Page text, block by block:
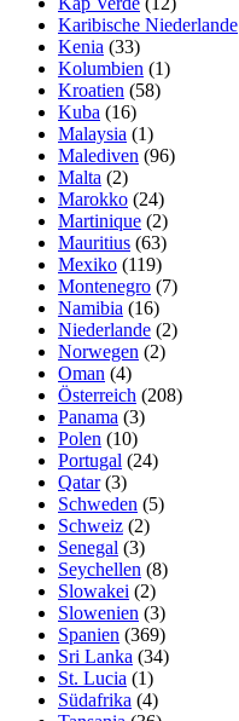
Karibische Niederlande
Kenia (33)
Kolumbien (1)
Kroatien (58)
Kuba (16)
Malaysia (1)
Malediven (96)
Malta (2)
Marokko (24)
Martinique (2)
Mauritius (63)
Mexiko (119)
Montenegro (7)
Namibia (16)
Niederlande (2)
Norwegen (2)
Oman (4)
Österreich (208)
Panama (3)
Polen (10)
Portugal (24)
Qatar(3)
Schweden (5)
Schweiz (2)
Senegal (3)
Seychellen (8)
Slowakei (2)
Slowenien (3)
Spanien (369)
Sri Lanka (34)
St. Lucia (1)
Südafrika (4)